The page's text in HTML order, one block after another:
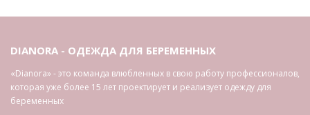
DIANORA - ОДЕЖДА ДЛЯ БЕРЕМЕННЫХ
«Dianora» - это команда влюбленных в свою работу профессионалов,
которая уже более 15 лет проектирует и реализует одежду для
беременных